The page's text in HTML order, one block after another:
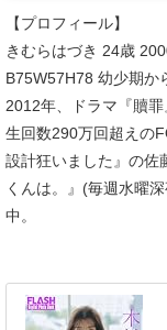
【プロフィール】
きむらはづき 24歳
B75W57H78 幼少期か
2012年、ドラマ『贖
生回数290万回超えの
設計狂いました』の佐
くんは。』(毎週水曜
中。